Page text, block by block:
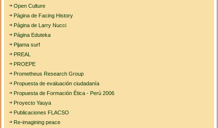
Open Culture
Página de Facing History
Página de Larry Nucci
Página Eduteka
Pijama surf
PREAL
PROEPE
Prometheus Research Group
Propuesta de evaluación ciudadanía
Propuesta de Formación Ética - Perú 2006
Proyecto Yauya
Publicaciones FLACSO
Re-imagining peace